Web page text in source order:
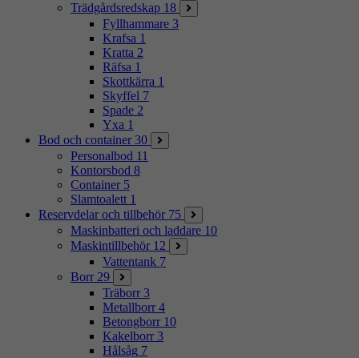
Trädgårdsredskap 18
Fyllhammare 3
Krafsa 1
Kratta 2
Räfsa 1
Skottkärra 1
Skyffel 7
Spade 2
Yxa 1
Bod och container 30
Personalbod 11
Kontorsbod 8
Container 5
Slamtoalett 1
Reservdelar och tillbehör 75
Maskinbatteri och laddare 10
Maskintillbehör 12
Vattentank 7
Borr 29
Träborr 3
Metallborr 4
Betongborr 10
Kakelborr 3
Hålsåg 7